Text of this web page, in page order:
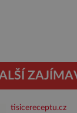
a zdůrazňuje
tisicereceptu.cz